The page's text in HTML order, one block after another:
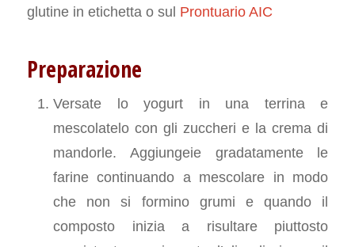
glutine in etichetta o sul Prontuario AIC
Preparazione
Versate lo yogurt in una terrina e
mescolatelo con gli zuccheri e la crema di
mandorle. Aggiungeie gradatamente le
farine continuando a mescolare in modo
che non si formino grumi e quando il
composto inizia a risultare piuttosto